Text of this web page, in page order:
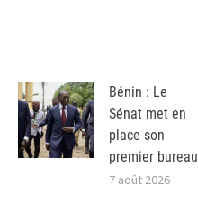
Bénin : Le
Sénat met en
place son
premier bureau
7 août 2026